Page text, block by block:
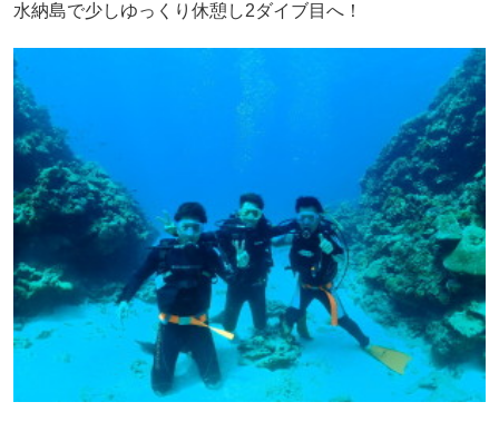
水納島で少しゆっくり休憩し2ダイブ目へ！